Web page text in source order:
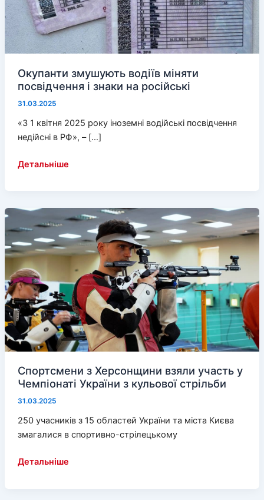
Окупанти змушують водіїв міняти
посвідчення і знаки на російські
31.03.2025
«З 1 квітня 2025 року іноземні водійські посвідчення
недійсні в РФ», – […]
Окупанти
міняти
посвідчення
і
знаки
на
російські
Детальніше
Спортсмени з Херсонщини взяли участь у
Чемпіонаті України з кульової стрільби
31.03.2025
250 учасників з 15 областей України та міста Києва
змагалися в спортивно-стрілецькому
Спортсмени
Детальніше